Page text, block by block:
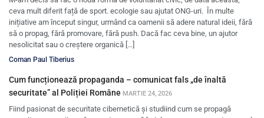
ceva mult diferit față de sport. ecologie sau ajutat ONG-uri. În multe
inițiative am început singur, urmând ca oamenii să adere natural ideii, fără
să o propag, fără promovare, fără push. Dacă fac ceva bine, un ajutor
nesolicitat sau o creștere organică […]
Coman Paul Tiberius
Cum funcționează propaganda – comunicat fals „de înaltă
securitate” al Poliției Române MARTIE 24, 2026
Fiind pasionat de securitate cibernetică și studiind cum se propagă